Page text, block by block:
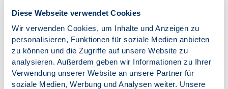
Diese Webseite verwendet Cookies
Wir verwenden Cookies, um Inhalte und Anzeigen zu
personalisieren, Funktionen für soziale Medien anbieten
zu können und die Zugriffe auf unsere Website zu
analysieren. Außerdem geben wir Informationen zu Ihrer
Verwendung unserer Website an unsere Partner für
soziale Medien, Werbung und Analysen weiter. Unsere
Fachbereich ausgedrückt.
Eine Auswertung der Umfrage Gesundheitspsychologie
2024 ist in zwei PDF-Dateien zugänglich:
Kurzfassungund als längere Zusammenfassung
Veröffentlicht am:
15.06.2024